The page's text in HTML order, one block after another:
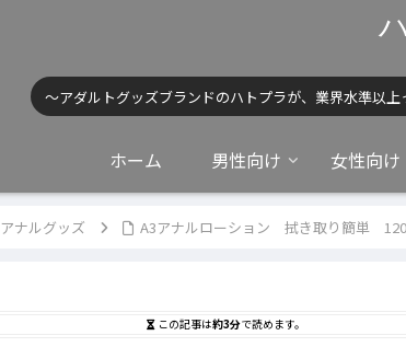
〜アダルトグッズブランドのハトプラが、業界水準以
ホーム 男性向け 女性向け
アナルグッズ A3アナルローション 拭き取り簡単
この記事は約3分で読めます。